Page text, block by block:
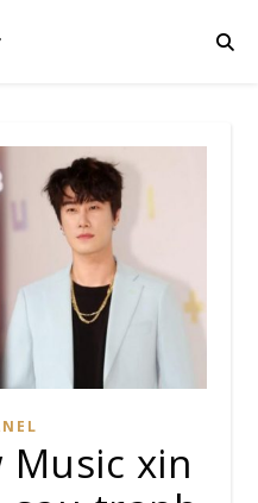
Music xin